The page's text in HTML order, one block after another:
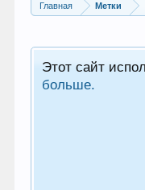
Главная Метки
Этот сайт
больше.